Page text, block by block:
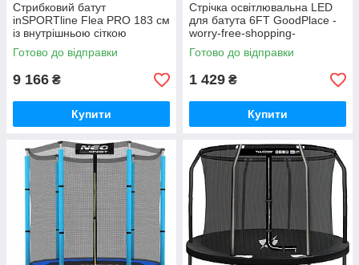
Стрибковий батут
inSPORTline Flea PRO 183 см
із внутрішньою сіткою
чорного кольору GoodPlace -
worry-free-shopping-
Готово до відправки
9 166 ₴
Купити
Стрічка освітлювальна LED
для батута 6FT GoodPlace -
worry-free-shopping-
Готово до відправки
1 429 ₴
Купити